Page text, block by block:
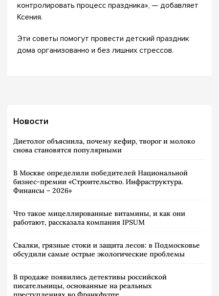
контролировать процесс праздника», — добавляет
Ксения.
Эти советы помогут провести детский праздник
дома организованно и без лишних стрессов.
Новости
Диетолог объяснила, почему кефир, творог и молоко
снова становятся популярными
В Москве определили победителей Национальной
бизнес-премии «Строительство. Инфраструктура.
Финансы – 2026»
Что такое мицеллированные витамины, и как они
работают, рассказала компания IPSUM
Свалки, грязные стоки и защита лесов: в Подмосковье
обсудили самые острые экологические проблемы
В продаже появились детективы российской
писательницы, основанные на реальных